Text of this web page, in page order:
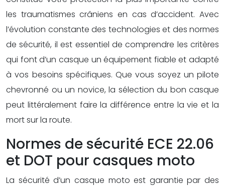
les traumatismes crâniens en cas d’accident. Avec
l’évolution constante des technologies et des normes
de sécurité, il est essentiel de comprendre les critères
qui font d’un casque un équipement fiable et adapté
à vos besoins spécifiques. Que vous soyez un pilote
chevronné ou un novice, la sélection du bon casque
peut littéralement faire la différence entre la vie et la
mort sur la route.
Normes de sécurité ECE 22.06
et DOT pour casques moto
La sécurité d’un casque moto est garantie par des